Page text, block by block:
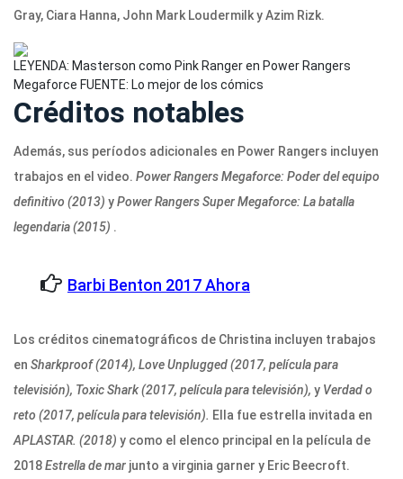
Gray, Ciara Hanna, John Mark Loudermilk y Azim Rizk.
LEYENDA: Masterson como Pink Ranger en Power Rangers
Megaforce FUENTE: Lo mejor de los cómics
Créditos notables
Además, sus períodos adicionales en Power Rangers incluyen
trabajos en el video. Power Rangers Megaforce: Poder del equipo
definitivo (2013) yPower Rangers Super Megaforce: La batalla
legendaria (2015) .
Barbi Benton 2017 Ahora
Los créditos cinematográficos de Christina incluyen trabajos
en Sharkproof (2014), Love Unplugged (2017, película para
televisión), Toxic Shark (2017, película para televisión), y Verdad o
reto (2017, película para televisión). Ella fue estrella invitada en
APLASTAR. (2018) y como el elenco principal en la película de
2018Estrella de mar junto a virginia garner y Eric Beecroft.